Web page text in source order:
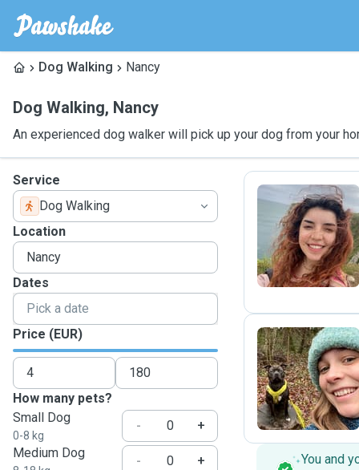
Dog Walking Nancy
Dog Walking, Nancy
An experienced dog walker will pick up your dog from your
Service
Dog Walking
Location
Dates
Price (EUR)
How many pets?
Small Dog
0-8 kg
-
+
Medium Dog
-
+
L
A
You and